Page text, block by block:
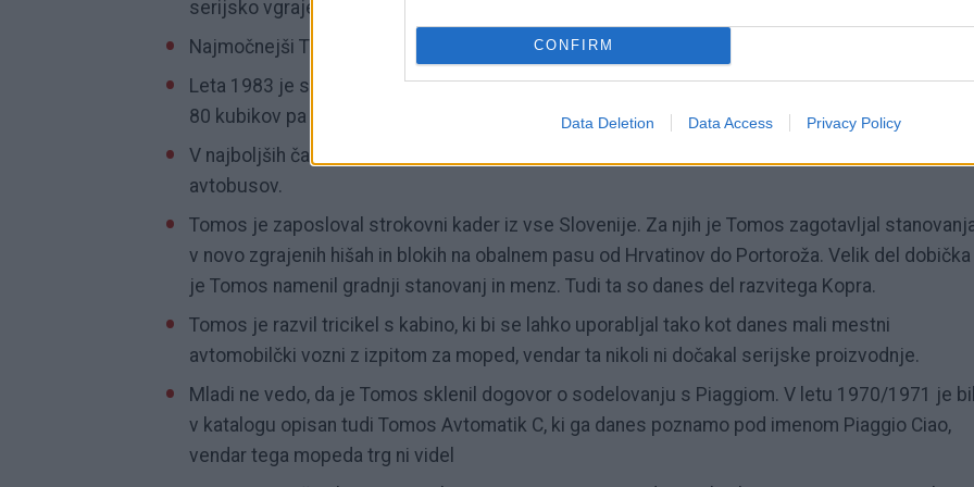
CONFIRM
Data Deletion Data Access Privacy Policy
serijsko vgrajevan v model Tomos E90.
Najmočnejši Tomos vseh časov je bil
Tomos-Norton 750
Leta 1983 je svetovni tržni delež Tomosa pri izvenkrmnih motorjih znašal 2,5%, pri motorjih do
80 kubikov pa 2%.
V najboljših časih je Tomos zaposloval 4000 ljudi, za njihov prevoz je nabavil lastno floto
avtobusov.
Tomos je zaposloval strokovni kader iz vse Slovenije. Za njih je Tomos zagotavljal
v novo zgrajenih hišah in blokih na obalnem pasu od Hrvatinov do Portoroža. Velik del dobička
je Tomos namenil gradnji stanovanj in menz. Tudi ta so danes del razvitega Kopra.
Tomos je razvil tricikel s kabino, ki bi se lahko uporabljal tako kot danes mali mestni
avtomobilčki vozni z izpitom za moped, vendar ta nikoli ni dočakal serijske proizvodnje.
Mladi ne vedo, da je Tomos sklenil dogovor o sodelovanju s Piaggiom. V letu 1970/1971 je bil
v katalogu opisan tudi Tomos Avtomatik C, ki ga danes poznamo pod imenom Piaggio Ciao,
vendar tega mopeda trg ni videl